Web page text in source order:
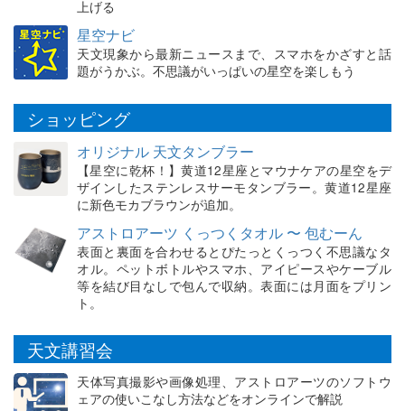
上げる
星空ナビ
天文現象から最新ニュースまで、スマホをかざすと話
題がうかぶ。不思議がいっぱいの星空を楽しもう
ショッピング
オリジナル 天文タンブラー
【星空に乾杯！】黄道12星座とマウナケアの星空をデ
ザインしたステンレスサーモタンブラー。黄道12星座
に新色モカブラウンが追加。
アストロアーツ くっつくタオル 〜 包むーん
表面と裏面を合わせるとぴたっとくっつく不思議なタ
オル。ペットボトルやスマホ、アイピースやケーブル
等を結び目なしで包んで収納。表面には月面をプリン
ト。
天文講習会
天体写真撮影や画像処理、アストロアーツのソフトウ
ェアの使いこなし方法などをオンラインで解説